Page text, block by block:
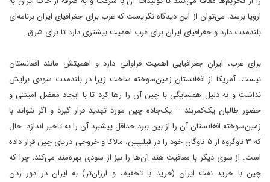
اروپا برسد. می‌توان از این دیدگاه نگریست که غرب برای جغرافیای ایران برنامه‌ای
بلندمدت دارد و جغرافیای ایران برای غرب اهمیت بیشتری دارد تا برای شرق.
برای غرب، ایرانِ جغرافیایی اهمیت فراوانی دارد و اهمیتش مانند افغانستان
نیست. آمریکا از افغانستان زمین‌سوخته‌ ساخت زیرا در بلندمدت سودی برایش
نداشت و به دلیل همسایگی با چین آن را رها کرد تا با ایجاد معضل امینتی و
حضور طالبان یک‌کمربند – یک‌جاده چین مورد تهدید قرار گیرد و اگر نتواند با
زمین‌سوخته افغانستان آن را از بین ببرد حداقل پیشبرد آن را به تاخیر اندازد. حال
که ۳ ناوگروه از ۵ ناوگان خود را در فیلیپین، مالاکا و خروجی دریای چین قرار داده
است. از سوی دیگر با معافیت هند آن‌ها را نیز از سودی بهره‌مند می‌کند، چرا که
چین با خرید نفت ایران (خرید با تخفیف و ارزان‌تر) به ایران در دور زدن